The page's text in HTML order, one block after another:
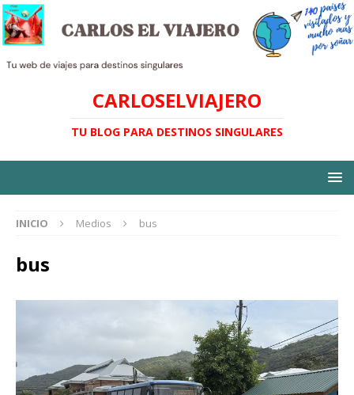
CARLOSELVIAJERO
TU BLOG PARA DESTINOS SINGULARES
INICIO Medios bus
bus